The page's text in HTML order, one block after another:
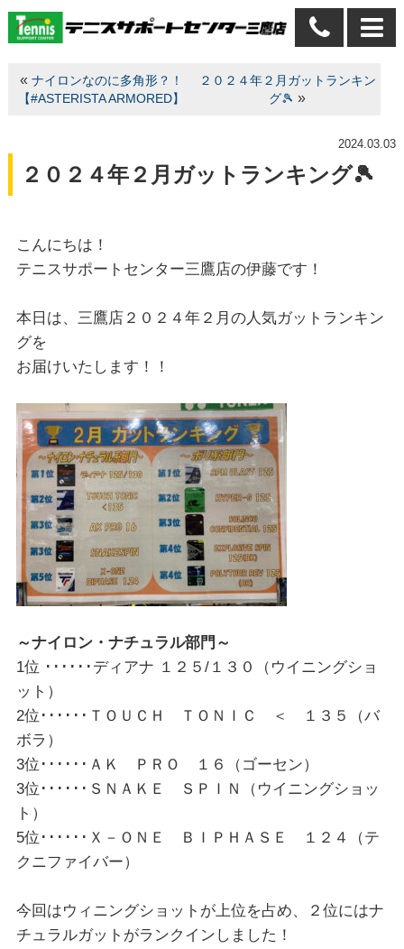
« ナイロンなのに多角形？！
【#ASTERISTA ARMORED】
２０２４年２月ガットランキン
グ🎾 »
2024.03.03
２０２４年２月ガットランキング🎾
こんにちは！
テニスサポートセンター三鷹店の伊藤です！
本日は、三鷹店２０２４年２月の人気ガットランキン
グを
お届けいたします！！
～ナイロン・ナチュラル部門～
1位 ･･････ディアナ １２５/１３０（ウイニングショ
ット）
2位･･････ＴＯＵＣＨ ＴＯＮＩＣ ＜ １３５（バ
ボラ）
3位･･････ＡＫ ＰＲＯ １６（ゴーセン）
3位･･････ＳＮＡＫＥ ＳＰＩＮ（ウイニングショッ
ト）
5位･･････Ｘ－ＯＮＥ ＢＩＰＨＡＳＥ １２４（テ
クニファイバー）
今回はウィニングショットが上位を占め、２位にはナ
チュラルガットがランクインしました！